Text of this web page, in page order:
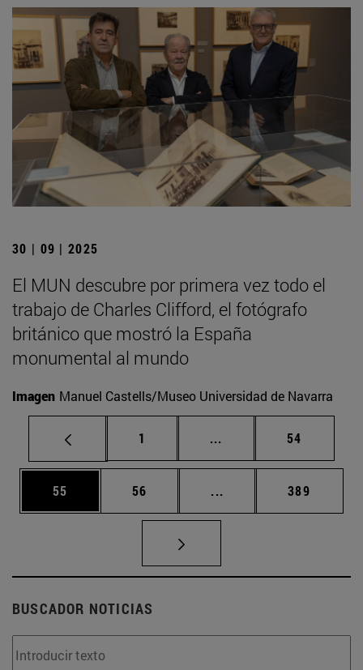
30 | 09 | 2025
El MUN descubre por primera vez todo el
trabajo de Charles Clifford, el fotógrafo
británico que mostró la España
monumental al mundo
Imagen Manuel Castells/Museo Universidad de Navarra
Página
1 ... Páginas intermedias
Página
54
Página
55 Página
56 ... Páginas intermedias
Página
389
BUSCADOR NOTICIAS